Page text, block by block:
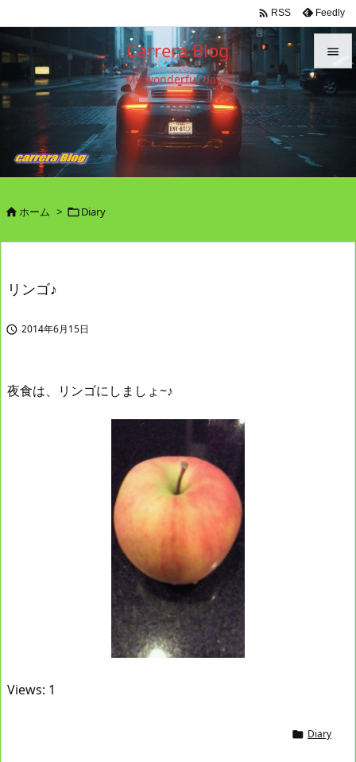
Carrera Blog
My wonderful days!


メニュ

 RSS Feedly
ホーム > Diary
リンゴ♪
 2014年6月15日
夜食は、リンゴにしましょ~♪
Views: 1
 Diary